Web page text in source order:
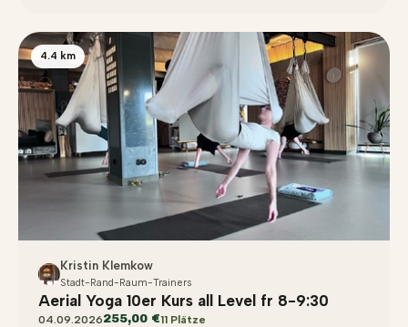
4.4 km
Kristin Klemkow
Stadt-Rand-Raum-Trainers
Aerial Yoga 10er Kurs all Level fr 8-9:30
04.09.2026255,00 €11 Plätze